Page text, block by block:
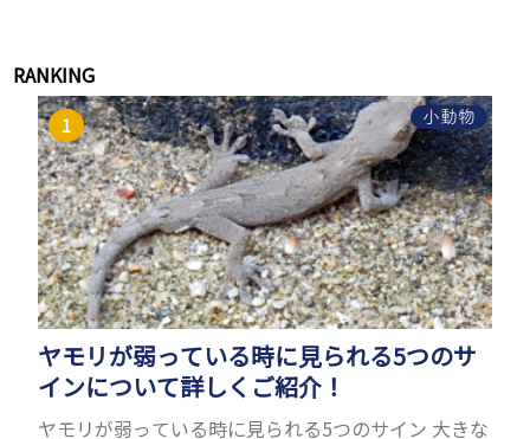
RANKING
小動物
ヤモリが弱っている時に見られる5つのサ
インについて詳しくご紹介！
ヤモリが弱っている時に見られる5つのサイン 大きな